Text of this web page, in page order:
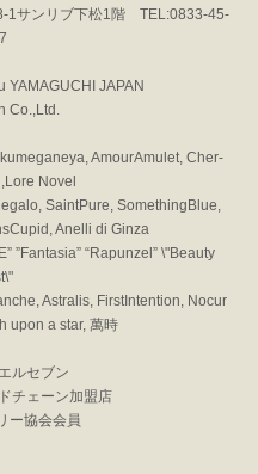
1サンリブ下松1階 TEL:0833-45-
YAMAGUCHI JAPAN
Co.,Ltd.
AmourAmulet, Cher-
Novel
SaintPure, SomethingBlue,
Anelli di Ginza
”Fantasia” “Rapunzel” \"Beauty
Astralis, FirstIntention, Nocur
upon a star, 萬時
ルセブン
チェーン加盟店
ー協会会員